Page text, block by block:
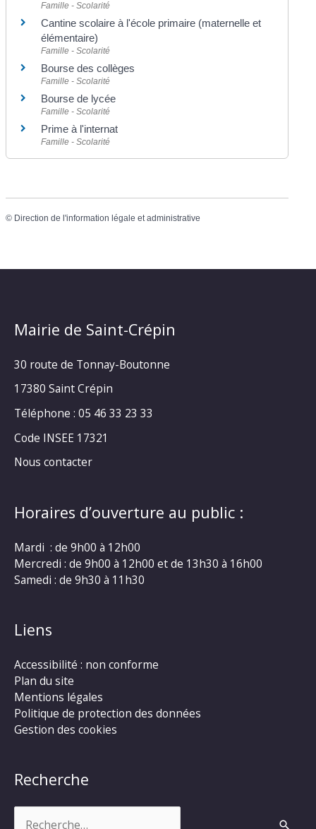
Famille - Scolarité
Cantine scolaire à l'école primaire (maternelle et
élémentaire)
Famille - Scolarité
Bourse des collèges
Famille - Scolarité
Bourse de lycée
Famille - Scolarité
Prime à l'internat
Famille - Scolarité
© Direction de l'information légale et administrative
Mairie de Saint-Crépin
30 route de Tonnay-Boutonne
17380 Saint Crépin
Téléphone : 05 46 33 23 33
Code INSEE 17321
Nous contacter
Horaires d’ouverture au public :
Mardi : de 9h00 à 12h00
Mercredi : de 9h00 à 12h00 et de 13h30 à 16h00
Samedi : de 9h30 à 11h30
Liens
Accessibilité : non conforme
Plan du site
Mentions légales
Politique de protection des données
Gestion des cookies
Recherche